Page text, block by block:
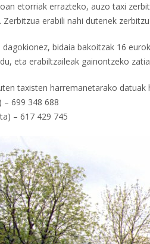
etorriak errazteko, auzo taxi
Zerbitzua erabili nahi dutenek
bidaia bakoitzak 16
eta erabiltzaileak gainontzeko
taxisten harremanetarako datuak
– 699 348 688
– 617 429 745